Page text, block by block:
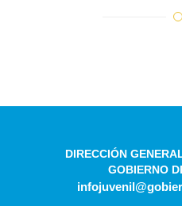
DIRECCIÓN
GOBIERNO